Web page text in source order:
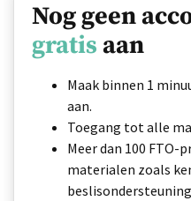
Nog geen
gratis aan
Maak binnen 1
aan.
Toegang tot alle
Meer dan 100 FTO-
materialen zoals